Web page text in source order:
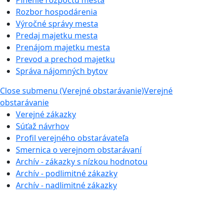
Rozbor hospodárenia
Výročné správy mesta
Predaj majetku mesta
Prenájom majetku mesta
Prevod a prechod majetku
Správa nájomných bytov
Close submenu (Verejné obstarávanie)Verejné
obstarávanie
Verejné zákazky
Súťaž návrhov
Profil verejného obstarávateľa
Smernica o verejnom obstarávaní
Archív - zákazky s nízkou hodnotou
Archív - podlimitné zákazky
Archív - nadlimitné zákazky